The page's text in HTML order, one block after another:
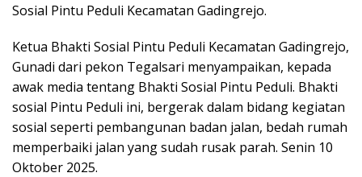
Sosial Pintu Peduli Kecamatan Gadingrejo.
Ketua Bhakti Sosial Pintu Peduli Kecamatan Gadingrejo,
Gunadi dari pekon Tegalsari menyampaikan, kepada
awak media tentang Bhakti Sosial Pintu Peduli. Bhakti
sosial Pintu Peduli ini, bergerak dalam bidang kegiatan
sosial seperti pembangunan badan jalan, bedah rumah
memperbaiki jalan yang sudah rusak parah. Senin 10
Oktober 2025.